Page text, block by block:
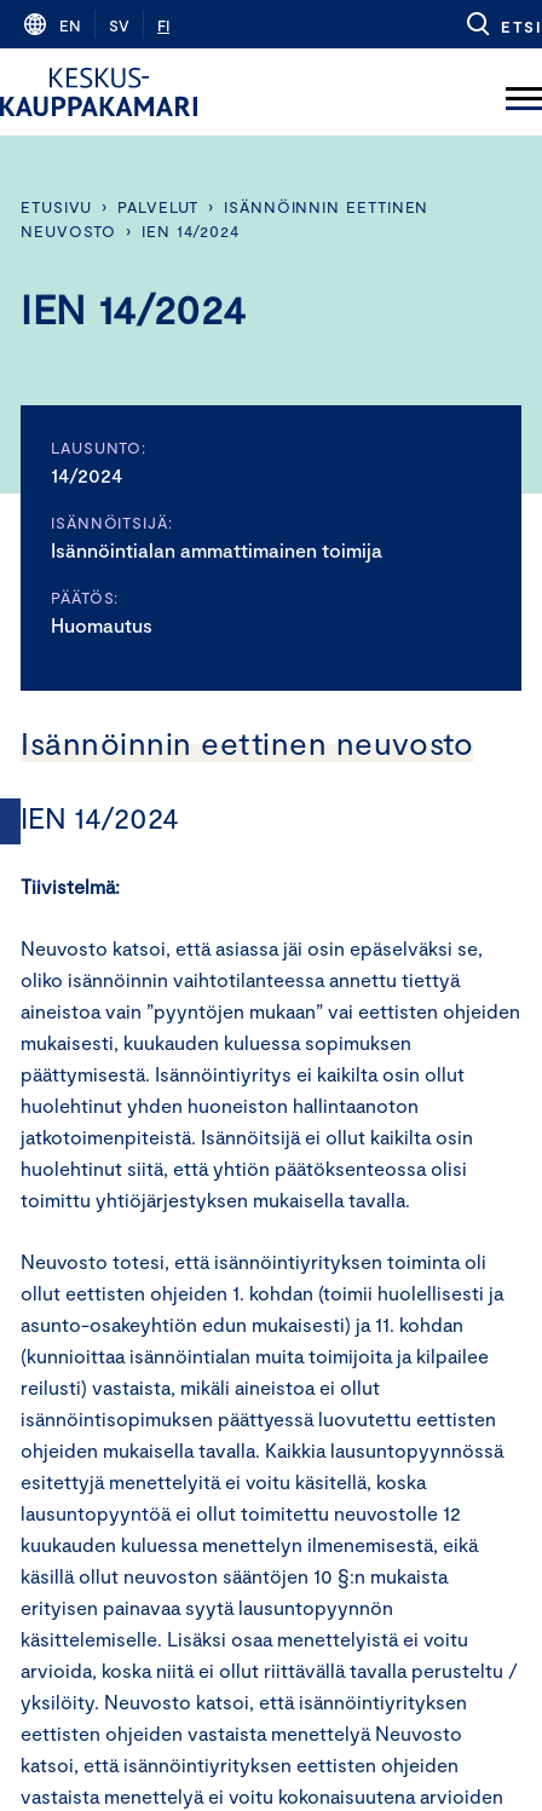
Skip
content
EN SV FI ETSI
ETUSIVU › PALVELUT ›
ISÄNNÖINNIN EETTINEN
NEUVOSTO
› IEN 14/2024
IEN 14/2024
LAUSUNTO:
14/2024
ISÄNNÖITSIJÄ:
Isännöintialan ammattimainen toimija
PÄÄTÖS:
Huomautus
Isännöinnin eettinen neuvosto
IEN 14/2024
Tiivistelmä:
Neuvosto katsoi, että asiassa jäi osin epäselväksi se,
oliko isännöinnin vaihtotilanteessa annettu tiettyä
aineistoa vain ”pyyntöjen mukaan” vai eettisten ohjeiden
mukaisesti, kuukauden kuluessa sopimuksen
päättymisestä. Isännöintiyritys ei kaikilta osin ollut
huolehtinut yhden huoneiston hallintaanoton
jatkotoimenpiteistä. Isännöitsijä ei ollut kaikilta osin
huolehtinut siitä, että yhtiön päätöksenteossa olisi
toimittu yhtiöjärjestyksen mukaisella tavalla.
Neuvosto totesi, että isännöintiyrityksen toiminta oli
ollut eettisten ohjeiden 1. kohdan (toimii huolellisesti ja
asunto-osakeyhtiön edun mukaisesti) ja 11. kohdan
(kunnioittaa isännöintialan muita toimijoita ja kilpailee
reilusti) vastaista, mikäli aineistoa ei ollut
isännöintisopimuksen päättyessä luovutettu eettisten
ohjeiden mukaisella tavalla. Kaikkia lausuntopyynnössä
esitettyjä menettelyitä ei voitu käsitellä, koska
lausuntopyyntöä ei ollut toimitettu neuvostolle 12
kuukauden kuluessa menettelyn ilmenemisestä, eikä
käsillä ollut neuvoston sääntöjen 10 §:n mukaista
erityisen painavaa syytä lausuntopyynnön
käsittelemiselle. Lisäksi osaa menettelyistä ei voitu
arvioida, koska niitä ei ollut riittävällä tavalla perusteltu /
yksilöity. Neuvosto katsoi, että isännöintiyrityksen
eettisten ohjeiden vastaista menettelyä Neuvosto
katsoi, että isännöintiyrityksen eettisten ohjeiden
vastaista menettelyä ei voitu kokonaisuutena arvioiden